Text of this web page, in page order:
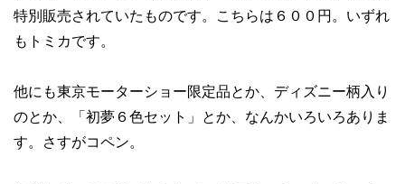
特別販売されていたものです。こちらは６００円。いずれ
もトミカです。
他にも東京モーターショー限定品とか、ディズニー柄入り
のとか、「初夢６色セット」とか、なんかいろいろありま
す。さすがコペン。